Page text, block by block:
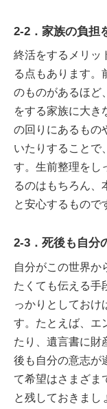
2-2．家族の負担
終活をするメリッ
る点もあります。
のものがあるほど
をする家族に大き
の回りにあるもの
いたりすることで
す。生前整理をし
るのはもちろん、
と安心するもので
2-3．死後も自分
自分がこの世界か
たくても伝える手
っかりとしておけ
す。たとえば、エ
たり、遺言書に財
後も自分の意志が
て希望はさまざま
と残しておきまし